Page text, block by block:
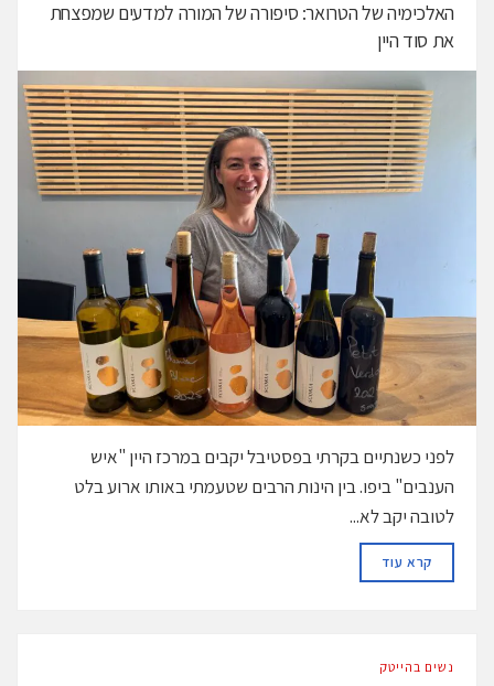
האלכימיה של הטרואר: סיפורה של המורה למדעים שמפצחת
את סוד היין
לפני כשנתיים בקרתי בפסטיבל יקבים במרכז היין "איש
הענבים" ביפו. בין הינות הרבים שטעמתי באותו ארוע בלט
לטובה יקב לא...
קרא עודDETAILS
נשים בהייטק